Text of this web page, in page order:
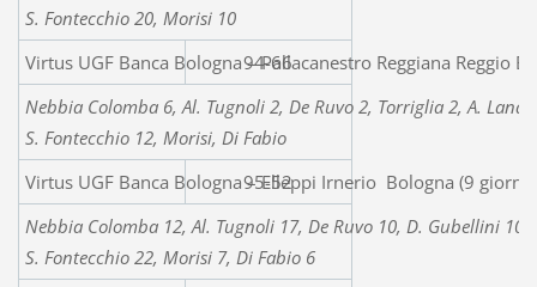
S. Fontecchio 20, Morisi 10
Virtus UGF Banca Bologna – Pallacanestro Reggiana Reggio
94-66
Nebbia Colomba 6, Al. Tugnoli 2, De Ruvo 2, Torriglia 2, A.
S. Fontecchio 12, Morisi, Di Fabio
Virtus UGF Banca Bologna – Elleppi Irnerio Bologna (9
95-52
Nebbia Colomba 12, Al. Tugnoli 17, De Ruvo 10, D. Gubellini
S. Fontecchio 22, Morisi 7, Di Fabio 6